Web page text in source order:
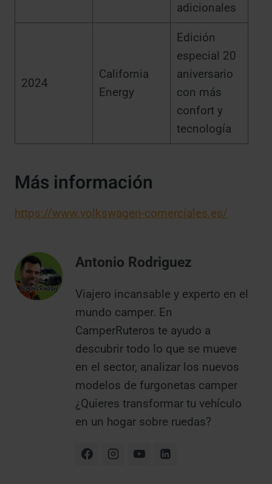
adicionales
2024
California
Energy
Edición
especial 20
aniversario
con más
confort y
tecnología
Más información
https://www.volkswagen-comerciales.es/
Antonio Rodriguez
Viajero incansable y experto en el
mundo camper. En
CamperRuteros te ayudo a
descubrir todo lo que se mueve
en el sector, analizar los nuevos
modelos de furgonetas camper
¿Quieres transformar tu vehículo
en un hogar sobre ruedas?